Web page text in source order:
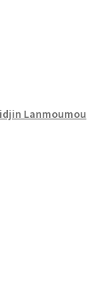
Lanmoumou